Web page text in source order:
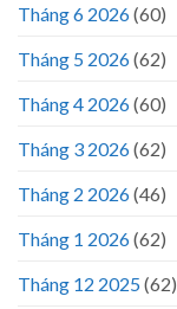
Tháng 6 2026(60)
Tháng 5 2026(62)
Tháng 4 2026(60)
Tháng 3 2026(62)
Tháng 2 2026(46)
Tháng 1 2026(62)
Tháng 12 2025(62)